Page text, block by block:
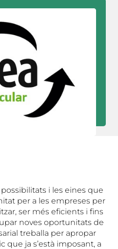
possibilitats i les eines que
per a les empreses per
ser més eficients i fins
noves oportunitats de
treballa per apropar
ja s’està imposant, a